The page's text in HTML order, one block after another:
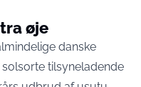
øje
danske
tilsyneladende